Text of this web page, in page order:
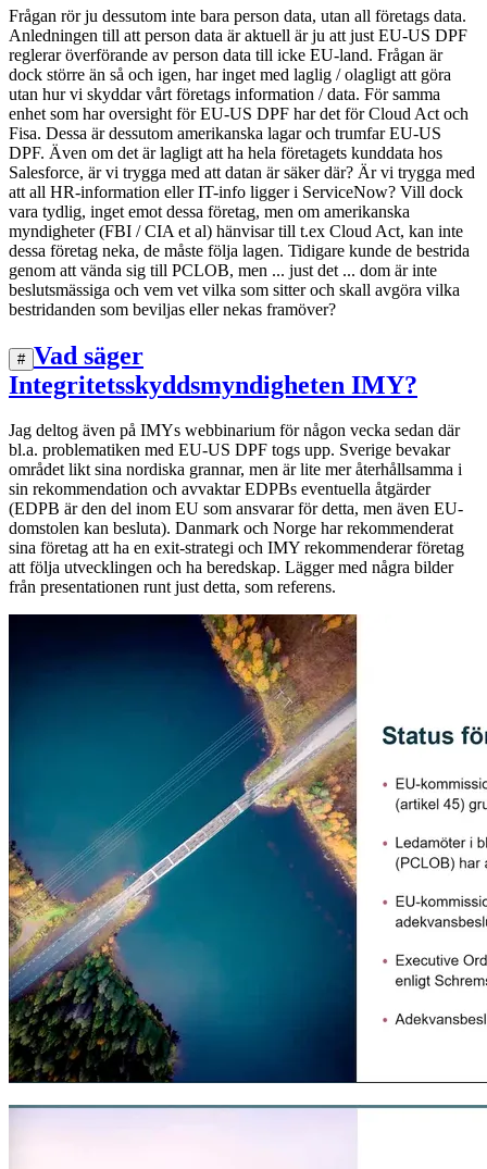
Frågan rör ju dessutom inte bara person data, utan all företags data.
Anledningen till att person data är aktuell är ju att just EU-US DPF
reglerar överförande av person data till icke EU-land. Frågan är
dock större än så och igen, har inget med laglig / olagligt att göra
utan hur vi skyddar vårt företags information / data. För samma
enhet som har oversight för EU-US DPF har det för Cloud Act och
Fisa. Dessa är dessutom amerikanska lagar och trumfar EU-US
DPF. Även om det är lagligt att ha hela företagets kunddata hos
Salesforce, är vi trygga med att datan är säker där? Är vi trygga med
att all HR-information eller IT-info ligger i ServiceNow? Vill dock
vara tydlig, inget emot dessa företag, men om amerikanska
myndigheter (FBI / CIA et al) hänvisar till t.ex Cloud Act, kan inte
dessa företag neka, de måste följa lagen. Tidigare kunde de bestrida
genom att vända sig till PCLOB, men ... just det ... dom är inte
beslutsmässiga och vem vet vilka som sitter och skall avgöra vilka
bestridanden som beviljas eller nekas framöver?
# Vad säger
Integritetsskyddsmyndigheten IMY?
Jag deltog även på IMYs webbinarium för någon vecka sedan där
bl.a. problematiken med EU-US DPF togs upp. Sverige bevakar
området likt sina nordiska grannar, men är lite mer återhållsamma i
sin rekommendation och avvaktar EDPBs eventuella åtgärder
(EDPB är den del inom EU som ansvarar för detta, men även EU-
domstolen kan besluta). Danmark och Norge har rekommenderat
sina företag att ha en exit-strategi och IMY rekommenderar företag
att följa utvecklingen och ha beredskap. Lägger med några bilder
från presentationen runt just detta, som referens.